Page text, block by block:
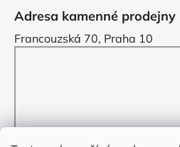
Adresa kamenné prodejny
Francouzská 70, Praha 10